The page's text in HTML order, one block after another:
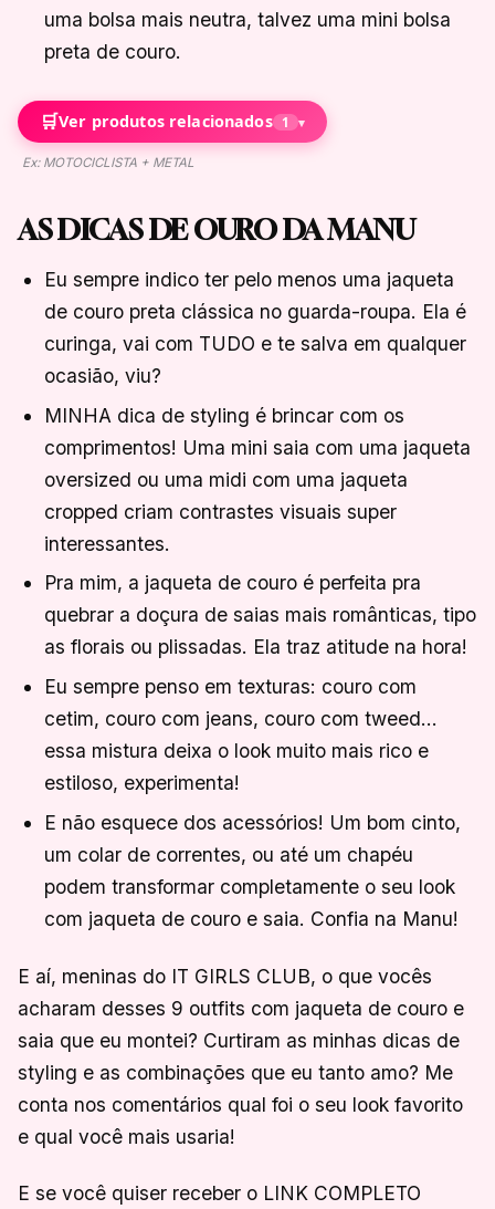
uma bolsa mais neutra, talvez uma mini bolsa
preta de couro.
🛒Ver produtos relacionados 1 ▾
Ex: MOTOCICLISTA + METAL
AS DICAS DE OURO DA MANU
Eu sempre indico ter pelo menos uma jaqueta
de couro preta clássica no guarda-roupa. Ela é
curinga, vai com TUDO e te salva em qualquer
ocasião, viu?
MINHA dica de styling é brincar com os
comprimentos! Uma mini saia com uma jaqueta
oversized ou uma midi com uma jaqueta
cropped criam contrastes visuais super
interessantes.
Pra mim, a jaqueta de couro é perfeita pra
quebrar a doçura de saias mais românticas, tipo
as florais ou plissadas. Ela traz atitude na hora!
Eu sempre penso em texturas: couro com
cetim, couro com jeans, couro com tweed…
essa mistura deixa o look muito mais rico e
estiloso, experimenta!
E não esquece dos acessórios! Um bom cinto,
um colar de correntes, ou até um chapéu
podem transformar completamente o seu look
com jaqueta de couro e saia. Confia na Manu!
E aí, meninas do IT GIRLS CLUB, o que vocês
acharam desses 9 outfits com jaqueta de couro e
saia que eu montei? Curtiram as minhas dicas de
styling e as combinações que eu tanto amo? Me
conta nos comentários qual foi o seu look favorito
e qual você mais usaria!
E se você quiser receber o LINK COMPLETO